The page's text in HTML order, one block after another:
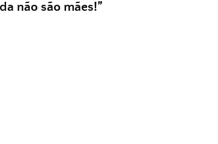
não são mães!”